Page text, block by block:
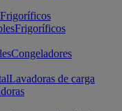
Frigoríficos
Frigoríficos
Congeladores
Lavadoras de carga